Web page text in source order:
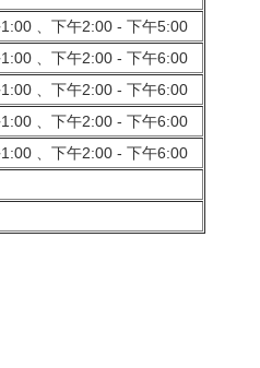
1:00 、下午2:00 - 下午5:00
1:00 、下午2:00 - 下午6:00
1:00 、下午2:00 - 下午6:00
1:00 、下午2:00 - 下午6:00
1:00 、下午2:00 - 下午6:00